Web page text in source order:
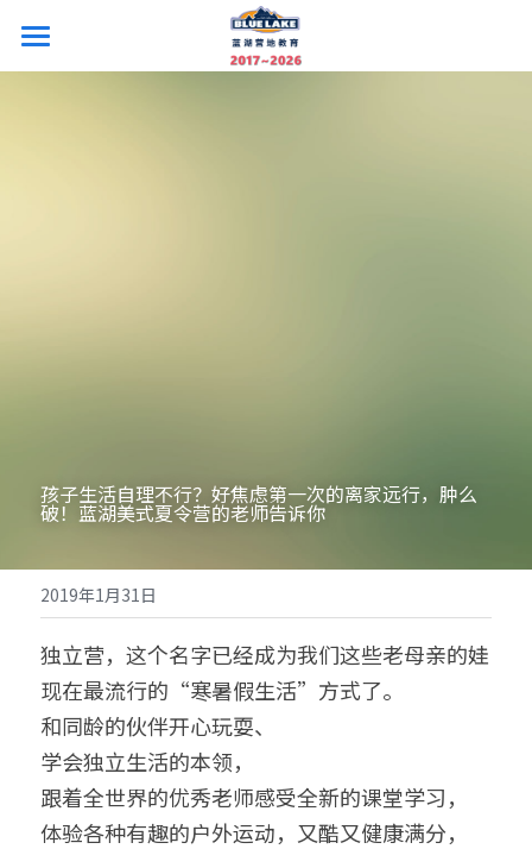
26夏令营首页
西安游学营
冰岛芬兰研学冬令营
登录
立即报名
孩子生活自理不行？好焦虑第一次的离家远行，肿么
破！蓝湖美式夏令营的老师告诉你
2019年1月31日
独立营，这个名字已经成为我们这些老母亲的娃
现在最流行的“寒暑假生活”方式了。
和同龄的伙伴开心玩耍、
学会独立生活的本领，
跟着全世界的优秀老师感受全新的课堂学习，
体验各种有趣的户外运动，又酷又健康满分，
商品分类